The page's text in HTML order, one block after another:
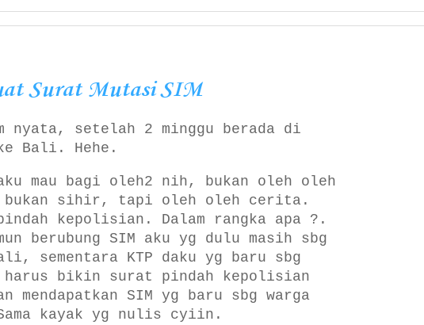
Surat Mutasi SIM
nyata, setelah 2 minggu berada di
Bali. Hehe.
mau bagi oleh2 nih, bukan oleh oleh
bukan sihir, tapi oleh oleh cerita.
kepolisian. Dalam rangka apa ?.
berubung SIM aku yg dulu masih sbg
sementara KTP daku yg baru sbg
harus bikin surat pindah kepolisian
mendapatkan SIM yg baru sbg warga
kayak yg nulis cyiin.